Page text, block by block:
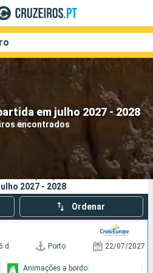
em julho 2027 - 2028
encontrados
Companhias
Pesquisar
de pesquisa:
2027 - 2028
Ordenar
d Porto 22/07/2027
Animações a bordo: